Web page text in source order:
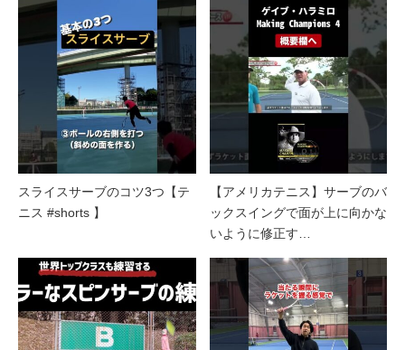
スライスサーブのコツ3つ【テ
ニス #shorts 】
【アメリカテニス】サーブのバ
ックスイングで面が上に向かな
いように修正す…